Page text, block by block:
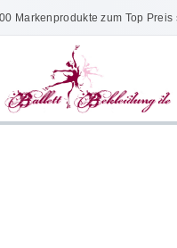
Markenprodukte zum Top